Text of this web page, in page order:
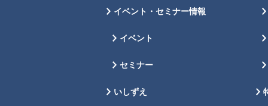
イベント・セミナー情報
イベント
セミナー
いしずえ